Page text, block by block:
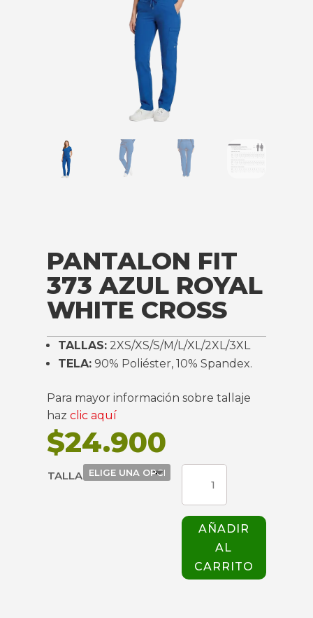
PANTALON FIT
373 AZUL ROYAL
WHITE CROSS
TALLAS: 2XS/XS/S/M/L/XL/2XL/3XL
TELA: 90% Poliéster, 10% Spandex.
Para mayor información sobre tallaje
haz clic aquí
$24.900
TALLA
373
AZUL
ROYAL
CROSS
cantidad
AÑADIR
AL
CARRITO